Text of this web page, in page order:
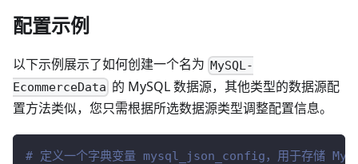
配置示例
以下示例展示了如何创建一个名为 MySQL-
EcommerceData 的 MySQL 数据源，其他类型的数据源配
置方法类似，您只需根据所选数据源类型调整配置信息。
# 定义一个字典变量 mysql_json_config，用于存储